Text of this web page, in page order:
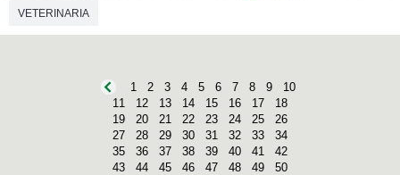
VETERINARIA
1 2 3 4 5 6 7 8 9
10
11
12 13 14 15 16 17
18
19
20 21 22 23 24 25
26
27
28 29 30 31 32 33
34
35
36 37 38 39 40 41
42
43
44 45 46 47 48 49
50